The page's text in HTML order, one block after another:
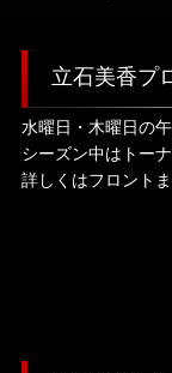
立石美香プ
水曜日・木曜日の
シーズン中はトー
詳しくはフロント